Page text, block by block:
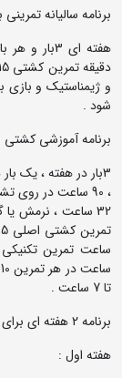
برنامه سالیانه تمرینی
شود .
برنامه آموزشی کشتی 10 ماهه برای سنین 13 تا 14 سال :
تا 7 ساعت .
برنامه 2 هفته ای برای 13 الی 14 سال
هفته اول :